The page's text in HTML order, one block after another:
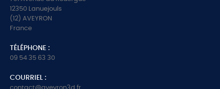
12350 Lanuejouls
(12) AVEYRON
France
TÉLÉPHONE :
09 54 35 63 30
COURRIEL :